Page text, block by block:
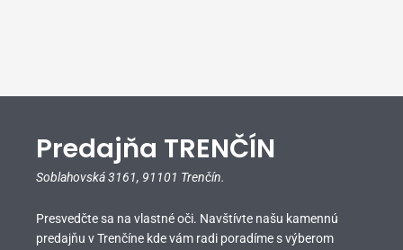
Predajňa TRENČÍN
Soblahovská 3161, 91101 Trenčín.
Presvedčte sa na vlastné oči. Navštívte našu kamennú
predajňu v Trenčíne kde vám radi poradíme s výberom